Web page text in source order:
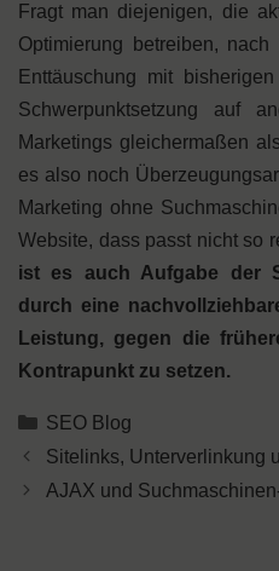
Fragt man diejenigen, die
Optimierung betreiben,
Enttäuschung mit
Schwerpunktsetzung auf
Marketings gleichermaßen
es also noch
Marketing ohne
Website, dass passt nicht so
ist es auch Aufgabe der
durch eine
Leistung, gegen die
Kontrapunkt zu setzen.
Kategorien
SEO Blog
Sitelinks, Unterverlinkung
AJAX und